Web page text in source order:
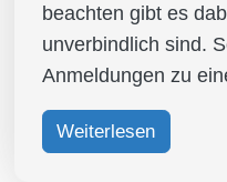
beachten gibt es
unverbindlich sind.
Anmeldungen zu
Weiterlesen